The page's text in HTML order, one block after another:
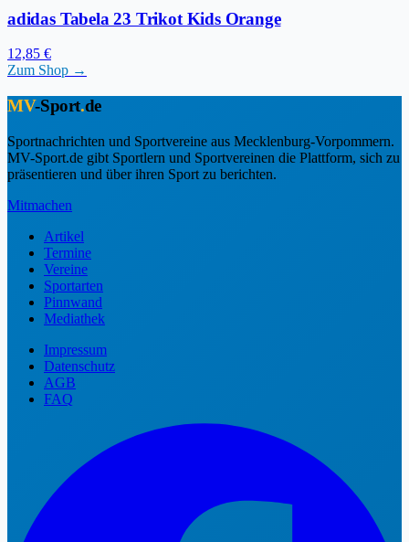
adidas Tabela 23 Trikot Kids Orange
12,85 €
Zum Shop →
MV-Sport.de
Sportnachrichten und Sportvereine aus Mecklenburg-Vorpommern.
MV-Sport.de gibt Sportlern und Sportvereinen die Plattform, sich zu
präsentieren und über ihren Sport zu berichten.
Mitmachen
Artikel
Termine
Vereine
Sportarten
Pinnwand
Mediathek
Impressum
Datenschutz
AGB
FAQ